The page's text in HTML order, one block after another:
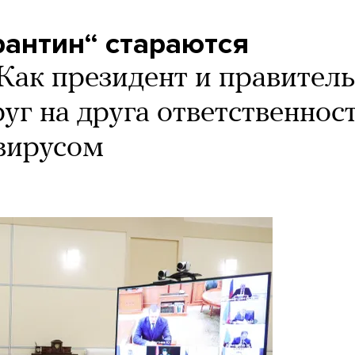
стараются
президент и
на друга